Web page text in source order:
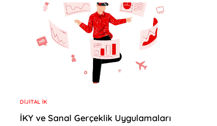
DIJITAL İK
İKY ve Sanal Gerçeklik Uygulamaları